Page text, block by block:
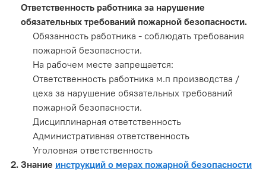
Ответственность работника за нарушение
обязательных требований пожарной безопасности.
Обязанность работника - соблюдать требования
пожарной безопасности.
На рабочем месте запрещается:
Ответственность работника м.п производства /
цеха за нарушение обязательных требований
пожарной безопасности.
Дисциплинарная ответственность
Административная ответственность
Уголовная ответственность
Знание инструкций о мерах пожарной безопасности